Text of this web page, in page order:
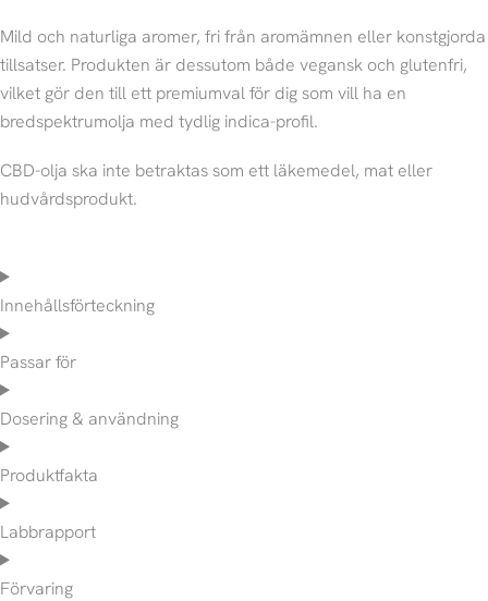
Mild och naturliga aromer, fri från aromämnen eller konstgjorda
tillsatser. Produkten är dessutom både vegansk och glutenfri,
vilket gör den till ett premiumval för dig som vill ha en
bredspektrumolja med tydlig indica-profil.
CBD-olja ska inte betraktas som ett läkemedel, mat eller
hudvårdsprodukt.
Innehållsförteckning
Passar för
Dosering & användning
Produktfakta
Labbrapport
Förvaring